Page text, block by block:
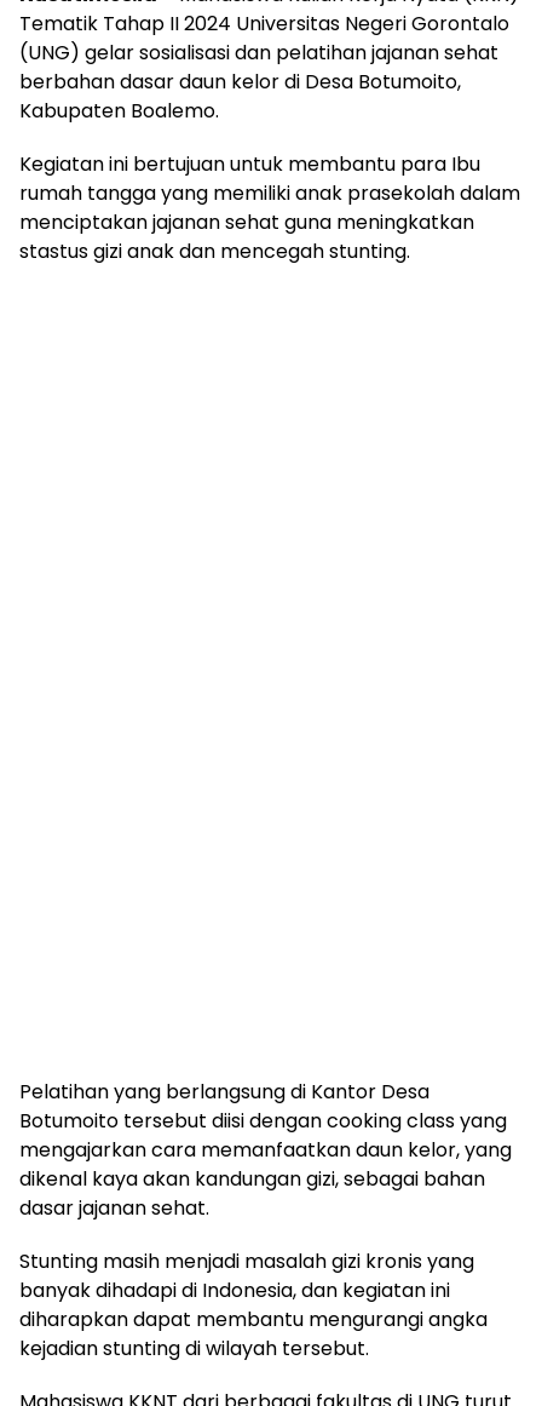
Tematik Tahap II 2024 Universitas Negeri Gorontalo
(UNG) gelar sosialisasi dan pelatihan jajanan sehat
berbahan dasar daun kelor di Desa Botumoito,
Kabupaten Boalemo.
Kegiatan ini bertujuan untuk membantu para Ibu
rumah tangga yang memiliki anak prasekolah dalam
menciptakan jajanan sehat guna meningkatkan
stastus gizi anak dan mencegah stunting.
Pelatihan yang berlangsung di Kantor Desa
Botumoito tersebut diisi dengan cooking class yang
mengajarkan cara memanfaatkan daun kelor, yang
dikenal kaya akan kandungan gizi, sebagai bahan
dasar jajanan sehat.
Stunting masih menjadi masalah gizi kronis yang
banyak dihadapi di Indonesia, dan kegiatan ini
diharapkan dapat membantu mengurangi angka
kejadian stunting di wilayah tersebut.